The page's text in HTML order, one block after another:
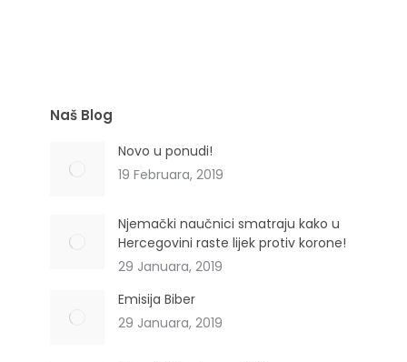
Naš Blog
Novo u ponudi!
19 Februara, 2019
Njemački naučnici smatraju kako u
Hercegovini raste lijek protiv korone!
29 Januara, 2019
Emisija Biber
29 Januara, 2019